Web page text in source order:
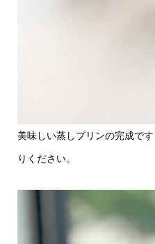
美味しい蒸しプリンの完成で
りください。